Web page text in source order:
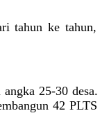
tahun ke tahun,
25-30
42 PLTS